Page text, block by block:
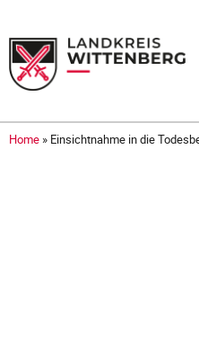
Home » Einsichtnahme in die